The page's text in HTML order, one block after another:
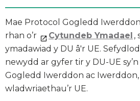
Mae Protocol Gogledd
rhan o’r
Cytundeb Ymadael ,
ymadawiad y DU â'r UE.
newydd ar gyfer tir y DU-UE
Gogledd Iwerddon ac
wladwriaethau’r UE.